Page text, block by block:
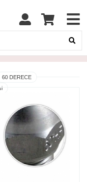
60 DERECE